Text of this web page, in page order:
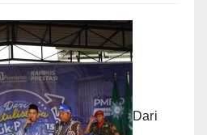
Dari